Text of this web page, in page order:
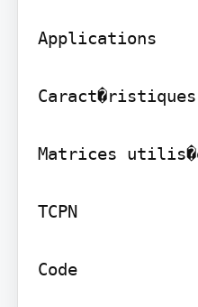
Applications
Caract�ristiques
Matrices
TCPN
Code